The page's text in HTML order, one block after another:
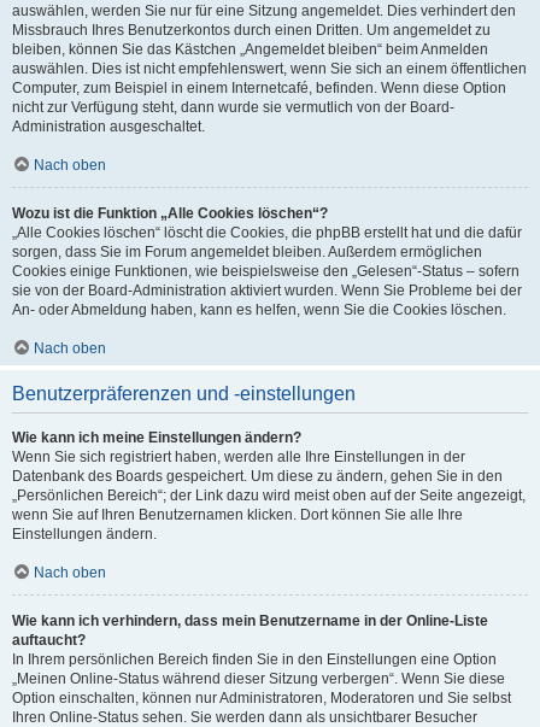
auswählen, werden Sie nur für eine Sitzung angemeldet. Dies verhindert den
Missbrauch Ihres Benutzerkontos durch einen Dritten. Um angemeldet zu
bleiben, können Sie das Kästchen „Angemeldet bleiben“ beim Anmelden
auswählen. Dies ist nicht empfehlenswert, wenn Sie sich an einem öffentlichen
Computer, zum Beispiel in einem Internetcafé, befinden. Wenn diese Option
nicht zur Verfügung steht, dann wurde sie vermutlich von der Board-
Administration ausgeschaltet.
Nach oben
Wozu ist die Funktion „Alle Cookies löschen“?
„Alle Cookies löschen“ löscht die Cookies, die phpBB erstellt hat und die dafür
sorgen, dass Sie im Forum angemeldet bleiben. Außerdem ermöglichen
Cookies einige Funktionen, wie beispielsweise den „Gelesen“-Status – sofern
sie von der Board-Administration aktiviert wurden. Wenn Sie Probleme bei der
An- oder Abmeldung haben, kann es helfen, wenn Sie die Cookies löschen.
Nach oben
Benutzerpräferenzen und -einstellungen
Wie kann ich meine Einstellungen ändern?
Wenn Sie sich registriert haben, werden alle Ihre Einstellungen in der
Datenbank des Boards gespeichert. Um diese zu ändern, gehen Sie in den
„Persönlichen Bereich“; der Link dazu wird meist oben auf der Seite angezeigt,
wenn Sie auf Ihren Benutzernamen klicken. Dort können Sie alle Ihre
Einstellungen ändern.
Nach oben
Wie kann ich verhindern, dass mein Benutzername in der Online-Liste
auftaucht?
In Ihrem persönlichen Bereich finden Sie in den Einstellungen eine Option
„Meinen Online-Status während dieser Sitzung verbergen“. Wenn Sie diese
Option einschalten, können nur Administratoren, Moderatoren und Sie selbst
Ihren Online-Status sehen. Sie werden dann als unsichtbarer Besucher